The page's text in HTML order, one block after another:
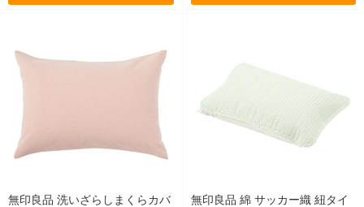
無印良品 洗いざらしまくらカバ
無印良品 綿 サッカー織 紐タイ